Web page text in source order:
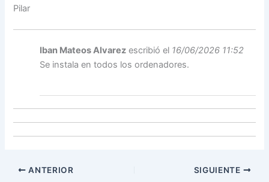
Pilar
Iban Mateos Alvarez escribió el 16/06/2026 11:52
Se instala en todos los ordenadores.
ANTERIOR SIGUIENTE